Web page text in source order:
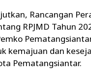
Rancangan
RPJMD Tahun
kemajuan dan
Pematangsiantar.